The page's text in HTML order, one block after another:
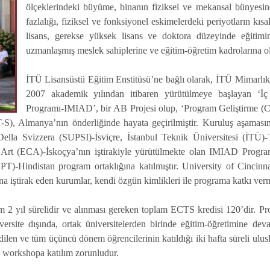
ölçeklerindeki büyüme, binanın fiziksel ve mekansal
fazlalığı, fiziksel ve fonksiyonel eskimelerdeki periyotların
lisans, gerekse yüksek lisans ve doktora düzeyinde
uzmanlaşmış meslek sahiplerine ve eğitim-öğretim kadrolarına
İTÜ Lisansüstü Eğitim Enstitüsü’ne bağlı olarak, İTÜ
2007 akademik yılından itibaren yürütülmeye başlayan
Programı-IMIAD’, bir AB Projesi olup, ‘Program Geliştirme
Almanya’nın önderliğinde hayata geçirilmiştir. Kuruluş
Svizzera (SUPSI)-İsviçre, İstanbul Teknik Üniversitesi
(ECA)-İskoçya’nın iştirakiyle yürütülmekte olan IMIAD
Hindistan program ortaklığına katılmıştır. University of
iştirak eden kurumlar, kendi özgün kimlikleri ile programa katkı
yıl sürelidir ve alınması gereken toplam ECTS kredisi 120’dir.
dışında, ortak üniversitelerden birinde eğitim-öğretimine
ve tüm üçüncü dönem öğrencilerinin katıldığı iki hafta süreli
katılım zorunludur.